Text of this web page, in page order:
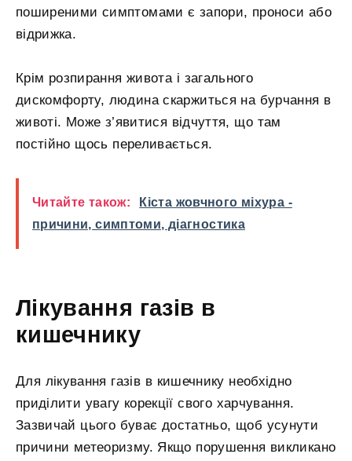
поширеними симптомами є запори, проноси або
відрижка.
Крім розпирання живота і загального
дискомфорту, людина скаржиться на бурчання в
животі. Може з’явитися відчуття, що там
постійно щось переливається.
Читайте також:
Кіста жовчного міхура -
причини, симптоми, діагностика
Лікування газів в
кишечнику
Для лікування газів в кишечнику необхідно
приділити увагу корекції свого харчування.
Зазвичай цього буває достатньо, щоб усунути
причини метеоризму. Якщо порушення викликано